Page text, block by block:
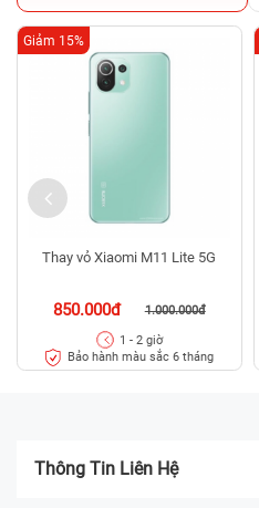
Thay vỏ Xiaomi M11 Lite 5G
850.000đ 1.000.000đ
Giảm 15%
1 - 2 giờ
Bảo hành màu sắc 6 tháng
Thông Tin Liên Hệ